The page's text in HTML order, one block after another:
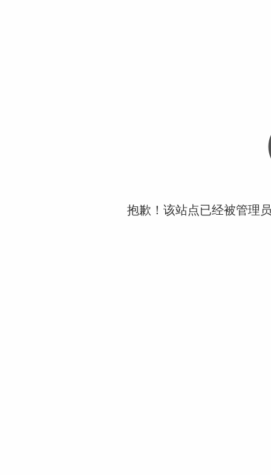
抱歉！该站点已经被管理